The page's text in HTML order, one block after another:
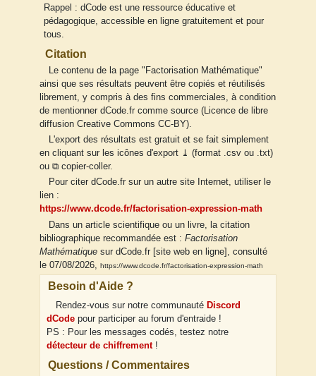
Rappel : dCode est une ressource éducative et
pédagogique, accessible en ligne gratuitement et pour
tous.
Citation
Le contenu de la page "Factorisation Mathématique"
ainsi que ses résultats peuvent être copiés et réutilisés
librement, y compris à des fins commerciales, à condition
de mentionner dCode.fr comme source (Licence de libre
diffusion Creative Commons CC-BY).
L'export des résultats est gratuit et se fait simplement
en cliquant sur les icônes d'export ⤓ (format .csv ou .txt)
ou ⧉ copier-coller.
Pour citer dCode.fr sur un autre site Internet, utiliser le
lien :
https://www.dcode.fr/factorisation-expression-math
Dans un article scientifique ou un livre, la citation
bibliographique recommandée est : Factorisation
Mathématique sur dCode.fr [site web en ligne], consulté
le 07/08/2026,
https://www.dcode.fr/factorisation-expression-math
Besoin d'Aide ?
Rendez-vous sur notre communauté Discord
dCode pour participer au forum d'entraide !
PS : Pour les messages codés, testez notre
détecteur de chiffrement!
Questions / Commentaires